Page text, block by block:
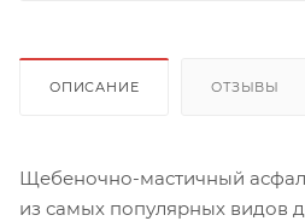
ОПИСАНИЕ ОТЗЫВЫ
Щебеночно-мастичный
из самых популярных видов